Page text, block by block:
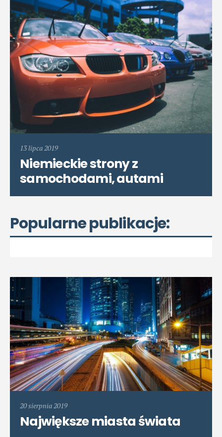
13 lipca 2019
Niemieckie strony z
samochodami, autami
Popularne publikacje:
20 sierpnia 2019
Największe miasta świata